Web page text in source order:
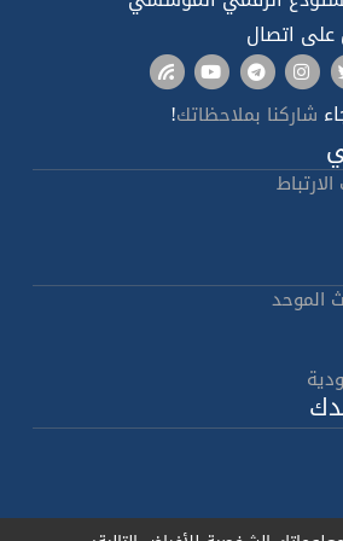
على اتصال
شاركنا بملاحظاتك!
الموحد